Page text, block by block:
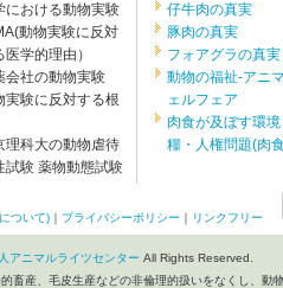
における動物実験
動物実験に反対
医学的理由）
会社の動物実験
実験に反対する根
理科大の動物虐待
試験 薬物動態試験
仔牛肉の真実
豚肉の真実
フォアグラの真実
動物の福祉-アニ
ェルフェア
肉食が及ぼす環
糧・人権問題(肉
ついて) ｜ プライバシーポリシー ｜ リンクフリー
アニマルライツセンター All Rights Reserved.
畜産、毛皮生産などの非倫理的扱いをなくし、